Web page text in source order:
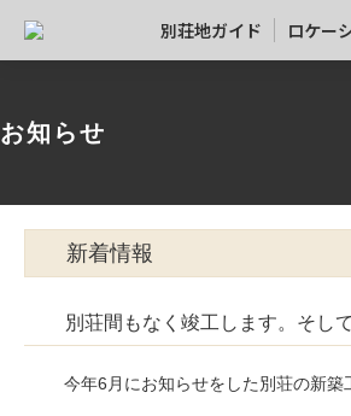
別荘地ガイド ロケー
お知らせ
新着情報
別荘間もなく竣工します。そし
今年6月にお知らせをした別荘の新